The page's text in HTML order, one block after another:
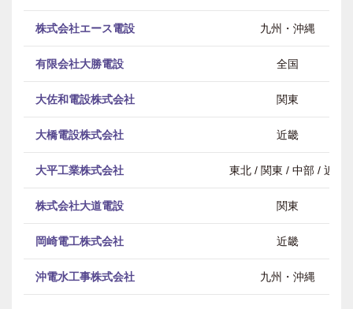
株式会社エース電設 九州・沖縄
有限会社大勝電設 全国
大佐和電設株式会社 関東
大橋電設株式会社 近畿
大平工業株式会社 東北 / 関東 / 中部 / 近畿
株式会社大道電設 関東
岡崎電工株式会社 近畿
沖電水工事株式会社 九州・沖縄